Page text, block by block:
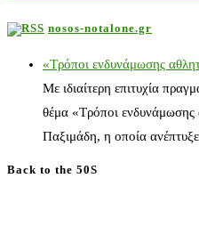
nosos-notalone.gr
«Τρόποι ενδυνάμωσης
Με ιδιαίτερη επιτυχία
θέμα «Τρόποι ενδυνάμωσης
Παξιμάδη, η οποία
Back to the 50S